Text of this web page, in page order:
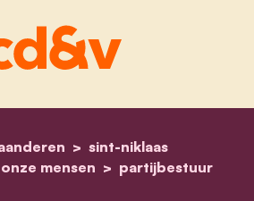
homesint-niklaas
mensen
partijbestuur
emma nersisyan